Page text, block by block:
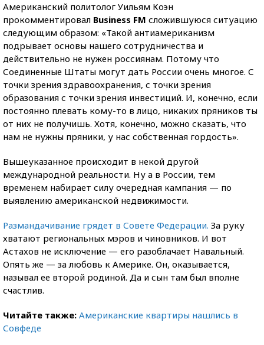
Американский политолог Уильям Коэн
прокомментировал Business FM сложившуюся ситуацию
следующим образом: «Такой антиамериканизм
подрывает основы нашего сотрудничества и
действительно не нужен россиянам. Потому что
Соединенные Штаты могут дать России очень многое. С
точки зрения здравоохранения, с точки зрения
образования с точки зрения инвестиций. И, конечно, если
постоянно плевать кому-то в лицо, никаких пряников ты
от них не получишь. Хотя, конечно, можно сказать, что
нам не нужны пряники, у нас собственная гордость».
Вышеуказанное происходит в некой другой
международной реальности. Ну а в России, тем
временем набирает силу очередная кампания — по
выявлению американской недвижимости.
Размандачивание грядет в Совете Федерации. За руку
хватают региональных мэров и чиновников. И вот
Астахов не исключение — его разоблачает Навальный.
Опять же — за любовь к Америке. Он, оказывается,
называл ее второй родиной. Да и сын там был вполне
счастлив.
Читайте также: Американские квартиры нашлись в
Совфеде